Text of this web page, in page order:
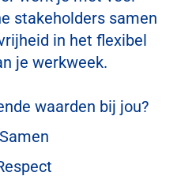
stakeholders samen
in het flexibel
je werkweek.
waarden bij jou?